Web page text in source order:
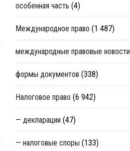
особенная часть (4)
Международное право (1 487)
международные правовые новости
формы документов (338)
Налоговое право (6 942)
— декларации (47)
— налоговые споры (133)